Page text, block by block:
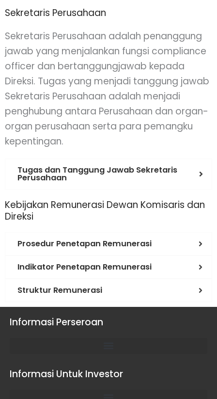
Sekretaris Perusahaan
Sekretaris Perusahaan adalah penanggung
jawab yang menjalankan fungsi compliance
officer dan bertanggungjawab kepada
Direksi. Tugas yang menjadi tanggung jawab
Sekretaris Perusahaan adalah menjadi
penghubung antara Perusahaan dan organ-
organ perusahaan serta para pemangku
kepentingan.
Tugas dan Tanggung Jawab Sekretaris
Perusahaan
Kebijakan Remunerasi Dewan Komisaris dan
Direksi
Prosedur Penetapan Remunerasi
Indikator Penetapan Remunerasi
Struktur Remunerasi
Informasi Perseroan
Informasi Untuk Investor